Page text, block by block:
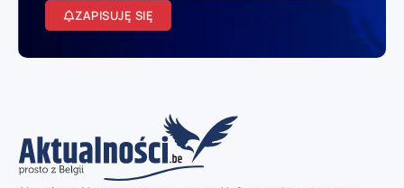
ZAPISUJĘ SIĘ